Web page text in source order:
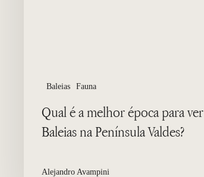
Baleias Fauna
Qual é a melhor época para ver
Baleias na Península Valdes?
Alejandro Avampini